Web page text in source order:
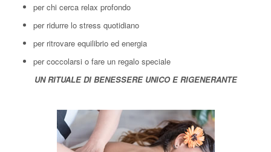
per chi cerca relax profondo
per ridurre lo stress quotidiano
per ritrovare equilibrio ed energia
per coccolarsi o fare un regalo speciale
UN RITUALE DI BENESSERE UNICO E RIGENERANTE